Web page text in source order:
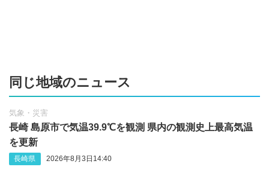
同じ地域のニュース
気象・災害
長崎 島原市で気温39.9℃を観測 県内の観測史上最高気温
を更新
長崎県 2026年8月3日14:40